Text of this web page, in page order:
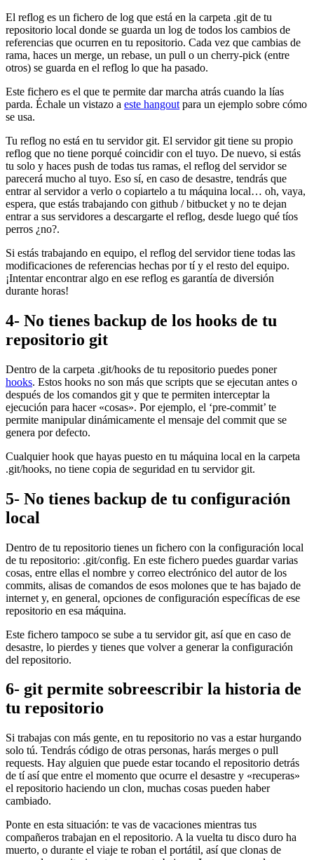
El reflog es un fichero de log que está en la carpeta .git de tu
repositorio local donde se guarda un log de todos los cambios de
referencias que ocurren en tu repositorio. Cada vez que cambias de
rama, haces un merge, un rebase, un pull o un cherry-pick (entre
otros) se guarda en el reflog lo que ha pasado.
Este fichero es el que te permite dar marcha atrás cuando la lías
parda. Échale un vistazo a este hangout para un ejemplo sobre cómo
se usa.
Tu reflog no está en tu servidor git. El servidor git tiene su propio
reflog que no tiene porqué coincidir con el tuyo. De nuevo, si estás
tu solo y haces push de todas tus ramas, el reflog del servidor se
parecerá mucho al tuyo. Eso sí, en caso de desastre, tendrás que
entrar al servidor a verlo o copiartelo a tu máquina local… oh, vaya,
espera, que estás trabajando con github / bitbucket y no te dejan
entrar a sus servidores a descargarte el reflog, desde luego qué tíos
perros ¿no?.
Si estás trabajando en equipo, el reflog del servidor tiene todas las
modificaciones de referencias hechas por tí y el resto del equipo.
¡Intentar encontrar algo en ese reflog es garantía de diversión
durante horas!
4- No tienes backup de los hooks de tu
repositorio git
Dentro de la carpeta .git/hooks de tu repositorio puedes poner
hooks. Estos hooks no son más que scripts que se ejecutan antes o
después de los comandos git y que te permiten interceptar la
ejecución para hacer «cosas». Por ejemplo, el ‘pre-commit’ te
permite manipular dinámicamente el mensaje del commit que se
genera por defecto.
Cualquier hook que hayas puesto en tu máquina local en la carpeta
.git/hooks, no tiene copia de seguridad en tu servidor git.
5- No tienes backup de tu configuración
local
Dentro de tu repositorio tienes un fichero con la configuración local
de tu repositorio: .git/config. En este fichero puedes guardar varias
cosas, entre ellas el nombre y correo electrónico del autor de los
commits, alisas de comandos de esos molones que te has bajado de
internet y, en general, opciones de configuración específicas de ese
repositorio en esa máquina.
Este fichero tampoco se sube a tu servidor git, así que en caso de
desastre, lo pierdes y tienes que volver a generar la configuración
del repositorio.
6- git permite sobreescribir la historia de
tu repositorio
Si trabajas con más gente, en tu repositorio no vas a estar hurgando
solo tú. Tendrás código de otras personas, harás merges o pull
requests. Hay alguien que puede estar tocando el repositorio detrás
de tí así que entre el momento que ocurre el desastre y «recuperas»
el repositorio haciendo un clon, muchas cosas pueden haber
cambiado.
Ponte en esta situación: te vas de vacaciones mientras tus
compañeros trabajan en el repositorio. A la vuelta tu disco duro ha
muerto, o durante el viaje te roban el portátil, así que clonas de